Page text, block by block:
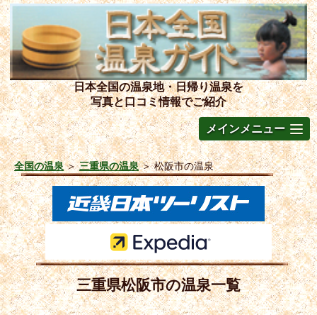
日本全国の温泉地・日帰り温泉を
写真と口コミ情報でご紹介
メインメニュー
全国の温泉＞三重県の温泉＞松阪市の温泉
三重県松阪市の温泉一覧